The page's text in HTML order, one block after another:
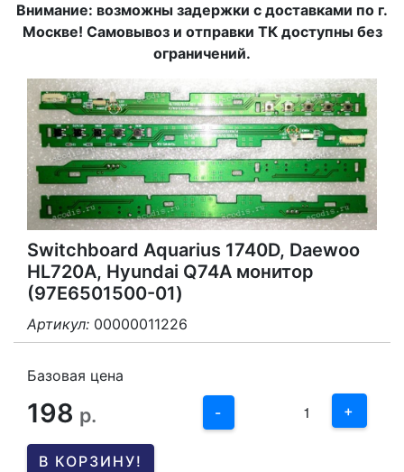
Внимание: возможны задержки с доставками по г.
Москве! Самовывоз и отправки ТК доступны без
ограничений.
Switchboard Aquarius 1740D, Daewoo
HL720A, Hyundai Q74A монитор
(97E6501500-01)
Артикул: 00000011226
Базовая цена
198 р. -
3
1
+
В КОРЗИНУ!